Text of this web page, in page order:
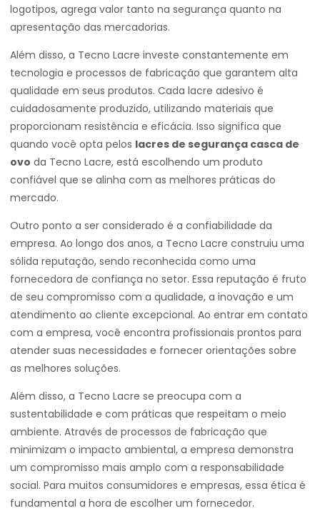
logotipos, agrega valor tanto na segurança quanto na
apresentação das mercadorias.
Além disso, a Tecno Lacre investe constantemente em
tecnologia e processos de fabricação que garantem alta
qualidade em seus produtos. Cada lacre adesivo é
cuidadosamente produzido, utilizando materiais que
proporcionam resistência e eficácia. Isso significa que
quando você opta pelos lacres de segurança casca de
ovo da Tecno Lacre, está escolhendo um produto
confiável que se alinha com as melhores práticas do
mercado.
Outro ponto a ser considerado é a confiabilidade da
empresa. Ao longo dos anos, a Tecno Lacre construiu uma
sólida reputação, sendo reconhecida como uma
fornecedora de confiança no setor. Essa reputação é fruto
de seu compromisso com a qualidade, a inovação e um
atendimento ao cliente excepcional. Ao entrar em contato
com a empresa, você encontra profissionais prontos para
atender suas necessidades e fornecer orientações sobre
as melhores soluções.
Além disso, a Tecno Lacre se preocupa com a
sustentabilidade e com práticas que respeitam o meio
ambiente. Através de processos de fabricação que
minimizam o impacto ambiental, a empresa demonstra
um compromisso mais amplo com a responsabilidade
social. Para muitos consumidores e empresas, essa ética é
fundamental a hora de escolher um fornecedor.